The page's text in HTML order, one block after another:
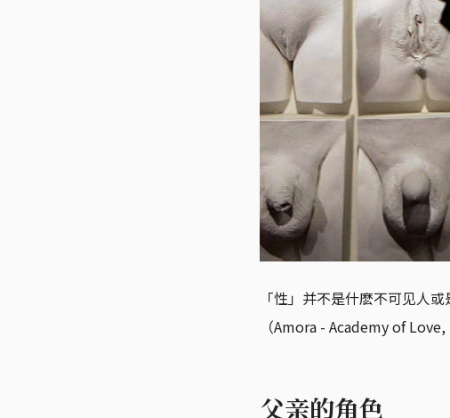
「性」并不是什麽不可见人
（Amora - Academy of
父亲的角色